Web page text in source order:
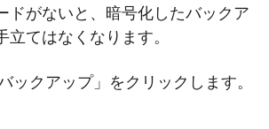
ドがないと、暗号化したバックア
立てはなくなります。
ックアップ」をクリックします。